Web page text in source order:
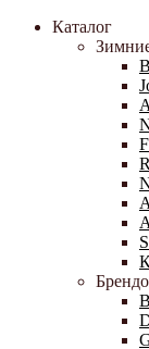
Каталог